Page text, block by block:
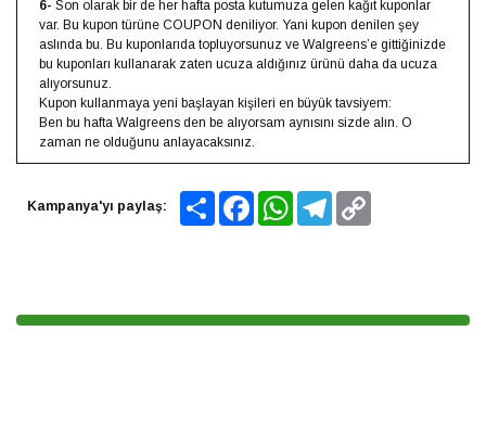
6- Son olarak bir de her hafta posta kutumuza gelen kağıt kuponlar
var. Bu kupon türüne COUPON deniliyor. Yani kupon denilen şey
aslında bu. Bu kuponlarıda topluyorsunuz ve Walgreens’e gittiğinizde
bu kuponları kullanarak zaten ucuza aldığınız ürünü daha da ucuza
alıyorsunuz.
Kupon kullanmaya yeni başlayan kişileri en büyük tavsiyem:
Ben bu hafta Walgreens den be alıyorsam aynısını sizde alın. O
zaman ne olduğunu anlayacaksınız.
Kampanya'yı paylaş: Share FacebookWhatsAppTelegram